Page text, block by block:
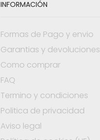
INFORMACIÓN
Formas de Pago y envio
Garantias y devoluciones
Como comprar
FAQ
Termino y condiciones
Politica de privacidad
Aviso legal